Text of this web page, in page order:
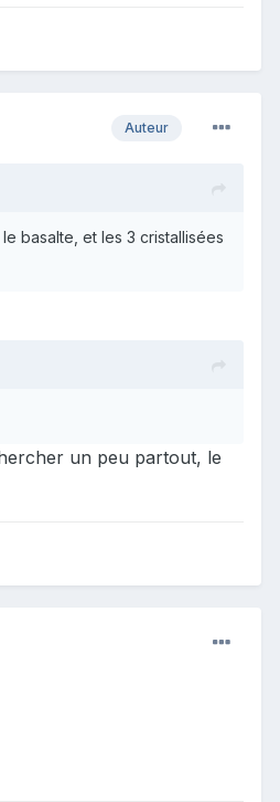
Auteur
basalte, et les 3 cristallisées
un peu partout, le